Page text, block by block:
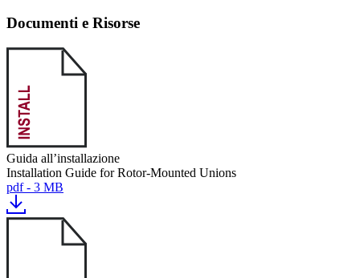
Documenti e Risorse
Guida all’installazione
Installation Guide for Rotor-Mounted Unions
pdf - 3 MB